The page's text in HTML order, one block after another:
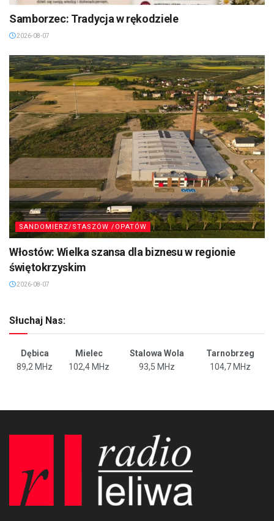
Samborzec: Tradycja w rękodziele
2026-08-07
SANDOMIERZ/STASZÓW /OPATÓW
Włostów: Wielka szansa dla biznesu w regionie
świętokrzyskim
2026-08-07
Słuchaj Nas:
Dębica Mielec Stalowa Wola
Tarnobrzeg
89,2 MHz
102,4 MHz 93,5 MHz 104,7 MHz